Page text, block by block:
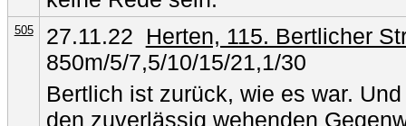
505 27.11.22 Herten, 115. Bertlicher
850m/5/7,5/10/15/21,1/30
Bertlich ist zurück, wie es war.
den zuverlässig wehenden